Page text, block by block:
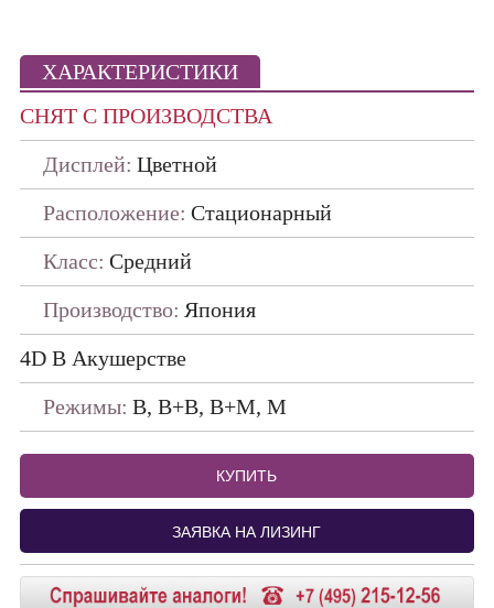
ПО ПРОИЗВОДИТЕЛЯМ
ДАТЧИКИ
ХАРАКТЕРИСТИКИ
СНЯТ С ПРОИЗВОДСТВА
Дисплей: Цветной
Расположение: Стационарный
Класс: Средний
Производство: Япония
4D В Акушерстве
Режимы: В, В+В, В+М, М
КУПИТЬ
ЗАЯВКА НА ЛИЗИНГ